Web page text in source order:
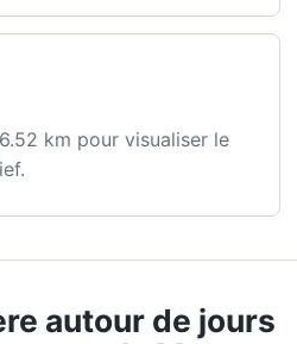
km pour visualiser le
autour de jours